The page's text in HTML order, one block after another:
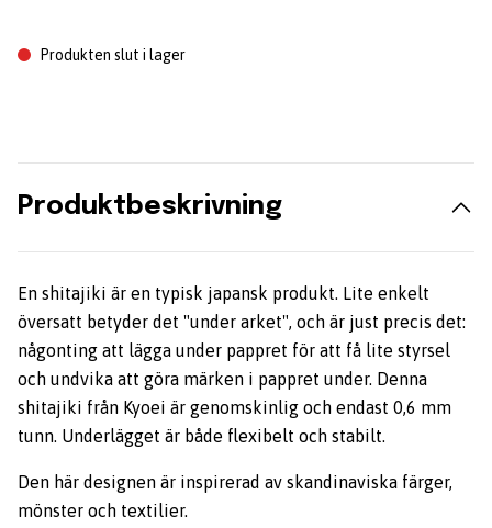
Produkten slut i lager
Produktbeskrivning
En shitajiki är en typisk japansk produkt. Lite enkelt
översatt betyder det "under arket", och är just precis det:
någonting att lägga under pappret för att få lite styrsel
och undvika att göra märken i pappret under. Denna
shitajiki från Kyoei är genomskinlig och endast 0,6 mm
tunn. Underlägget är både flexibelt och stabilt.
Den här designen är inspirerad av skandinaviska färger,
mönster och textilier.